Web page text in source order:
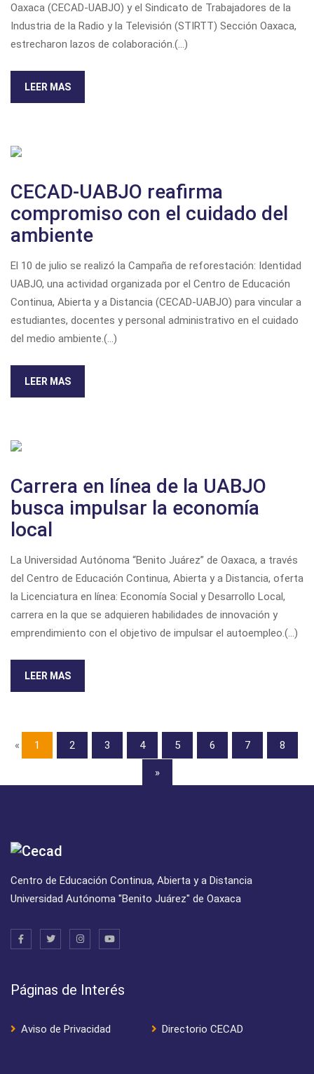
Oaxaca (CECAD-UABJO) y el Sindicato de Trabajadores de la
Industria de la Radio y la Televisión (STIRTT) Sección Oaxaca,
estrecharon lazos de colaboración.(...)
LEER MAS
CECAD-UABJO reafirma
compromiso con el cuidado del
ambiente
El 10 de julio se realizó la Campaña de reforestación: Identidad
UABJO, una actividad organizada por el Centro de Educación
Continua, Abierta y a Distancia (CECAD-UABJO) para vincular a
estudiantes, docentes y personal administrativo en el cuidado
del medio ambiente.(...)
LEER MAS
Carrera en línea de la UABJO
busca impulsar la economía
local
La Universidad Autónoma “Benito Juárez” de Oaxaca, a través
del Centro de Educación Continua, Abierta y a Distancia, oferta
la Licenciatura en línea: Economía Social y Desarrollo Local,
carrera en la que se adquieren habilidades de innovación y
emprendimiento con el objetivo de impulsar el autoempleo.(...)
LEER MAS
« 1 2 3 4 5 6 7 8
»
Centro de Educación Continua, Abierta y a Distancia
Universidad Autónoma "Benito Juárez" de Oaxaca
Páginas de Interés
Aviso de Privacidad Directorio CECAD